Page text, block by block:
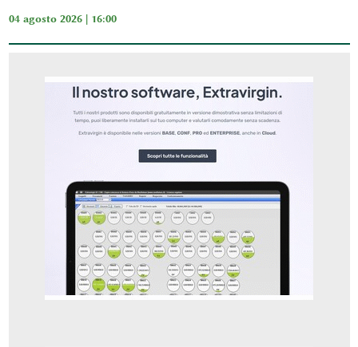
04 agosto 2026 | 16:00